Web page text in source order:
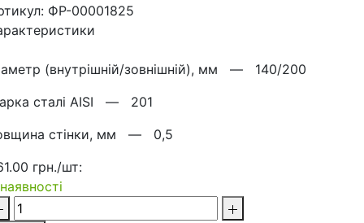
ФР-00001825
(внутрішній/зовнішній), мм — 140/200
сталі AISI — 201
стінки, мм — 0,5
грн./шт: